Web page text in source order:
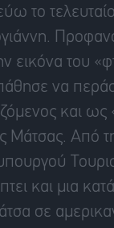
το
εικόνα του
να
και ως
Μάτσας. Από
και μια
σε